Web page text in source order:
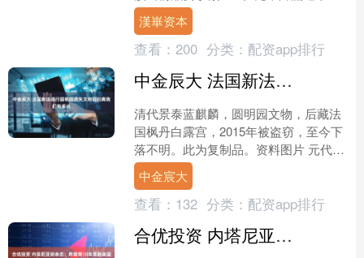
的2.51%，超过历史80%分位水平。....
漢崋资本
查看： 200 分类： 配资app排行
中金辰大 法国新法颁行圆明园流失文物回归离我们有多远
清代景泰蓝麒麟，圆明园文物，后藏法
国枫丹白露宫，2015年被盗窃，至今下
落不明。此为复制品。资料图片 元代霁
蓝釉白龙纹梅瓶，明清宫廷珍藏，现存
世3件，法国吉美博....
中金宸大
查看： 132 分类： 配资app排行
合优投资 内塔尼亚胡表态：希望用10年摆脱美国的援助